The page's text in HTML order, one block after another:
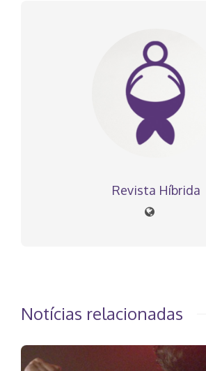
Revista Híbrida
Notícias relacionadas